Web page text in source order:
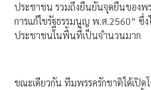
ประชาชน รวมถึงยืนยันจุดยืนของพ
การแก้ไขรัฐธรรมนูญ พ.ศ.2560” ซึ่ง
ประชาชนในพื้นที่เป็นจำนวนมาก
ขณะเดียวกัน ทีมพรรครักชาติได้เปิด